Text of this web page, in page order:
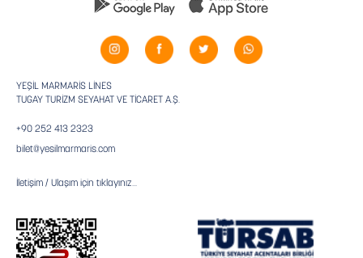
YEŞİL MARMARİS LİNES
TUGAY TURİZM SEYAHAT VE TİCARET A.Ş.
+90 252 413 2323
bilet@yesilmarmaris.com
İletişim / Ulaşım için tıklayınız...